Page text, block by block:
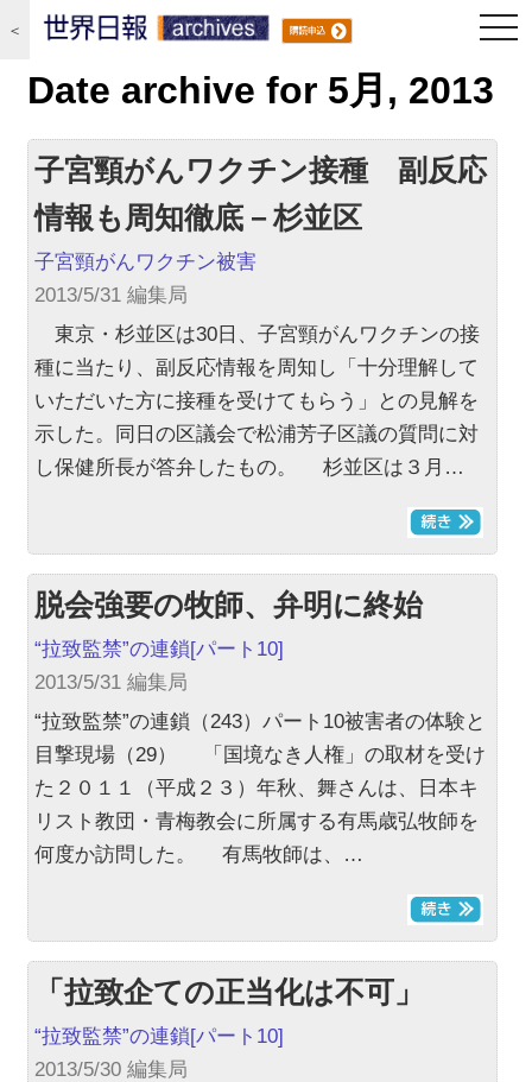
＜
Date archive for 5月, 2013
子宮頸がんワクチン接種 副反応
情報も周知徹底－杉並区
子宮頸がんワクチン被害
2013/5/31 編集局
東京・杉並区は30日、子宮頸がんワクチンの接
種に当たり、副反応情報を周知し「十分理解して
いただいた方に接種を受けてもらう」との見解を
示した。同日の区議会で松浦芳子区議の質問に対
し保健所長が答弁したもの。 杉並区は３月…
脱会強要の牧師、弁明に終始
“拉致監禁”の連鎖[パート10]
2013/5/31 編集局
“拉致監禁”の連鎖（243）パート10被害者の体験と
目撃現場（29） 「国境なき人権」の取材を受け
た２０１１（平成２３）年秋、舞さんは、日本キ
リスト教団・青梅教会に所属する有馬歳弘牧師を
何度か訪問した。 有馬牧師は、…
「拉致企ての正当化は不可」
“拉致監禁”の連鎖[パート10]
2013/5/30 編集局